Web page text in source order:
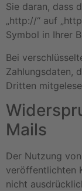
Sie daran, dass
„http://“ auf
Symbol in Ihrer
Bei
Zahlungsdaten,
Dritten
Mails
Der Nutzung
veröffentlichten
nicht